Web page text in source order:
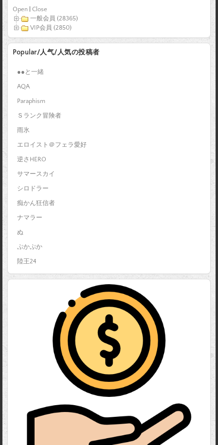
Open
Close
一般会員 (28365)
VIP会員 (2850)
Popular/人气/人気の投稿者
●●と一緒
AQA
Paraphism
Ｓランク冒険者
雨氷
エロイスト＠フェラ愛好
逆さHERO
サマースカイ
シロドラー
痴かん狂信者
ナマラー
ぬ
ぷかぷか
陸王24